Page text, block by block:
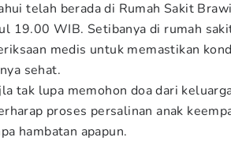
telah berada di Rumah Sakit
19.00 WIB. Setibanya di rumah
medis untuk memastikan
sehat.
tak lupa memohon doa dari
proses persalinan anak
hambatan apapun.